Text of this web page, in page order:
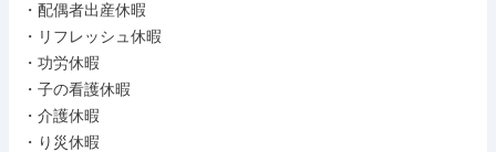
・配偶者出産休暇
・リフレッシュ休暇
・功労休暇
・子の看護休暇
・介護休暇
・り災休暇